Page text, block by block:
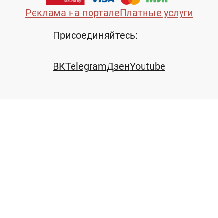
Реклама на порталеПлатные услуги
Присоединяйтесь:
ВКTelegramДзенYoutube